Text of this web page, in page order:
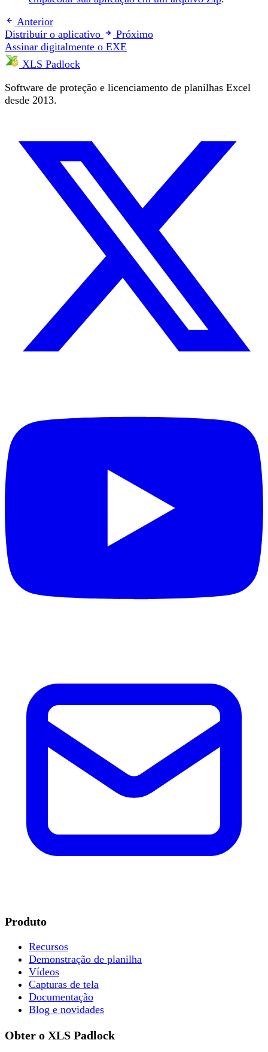
Anterior
Distribuir o aplicativo
Próximo
Assinar digitalmente o EXE
XLS Padlock
Software de proteção e licenciamento de planilhas Excel
desde 2013.
Produto
Recursos
Demonstração de planilha
Vídeos
Capturas de tela
Documentação
Blog e novidades
Obter o XLS Padlock